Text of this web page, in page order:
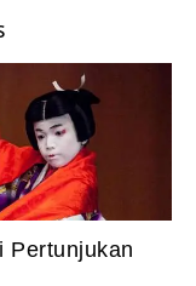
Pertunjukan